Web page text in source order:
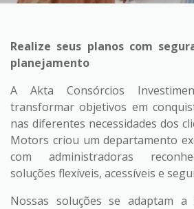
Realize seus planos com
planejamento
A Akta Consórcios
transformar objetivos em
nas diferentes necessidades dos
Motors criou um departamento
com administradoras
soluções flexíveis, acessíveis e
Nossas soluções se adaptam